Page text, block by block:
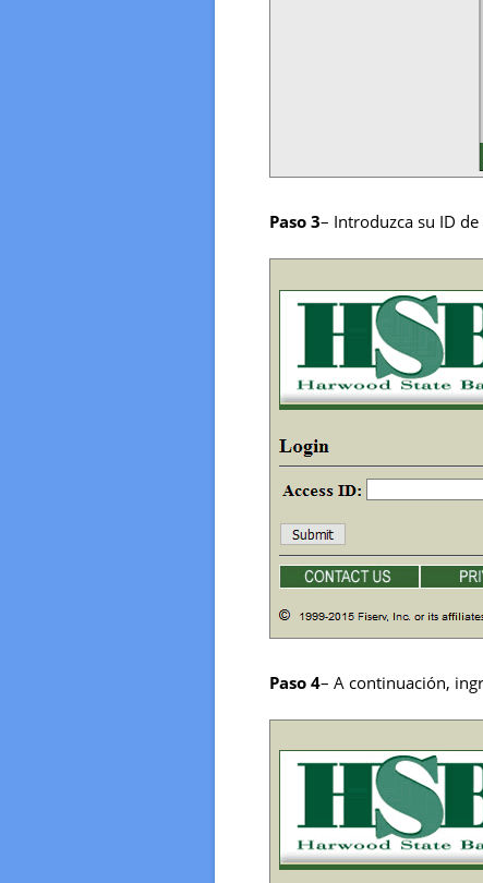
Paso 3– Introduzca su ID
Paso 4– A continuación,